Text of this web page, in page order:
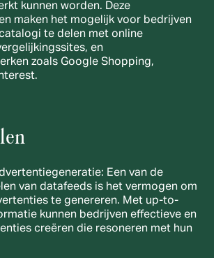
kunnen worden. Deze
maken het mogelijk voor bedrijven
te delen met online
en
zoals Google Shopping,
Een van de
van datafeeds is het vermogen om
te genereren. Met up-to-
kunnen bedrijven effectieve en
creëren die resoneren met hun